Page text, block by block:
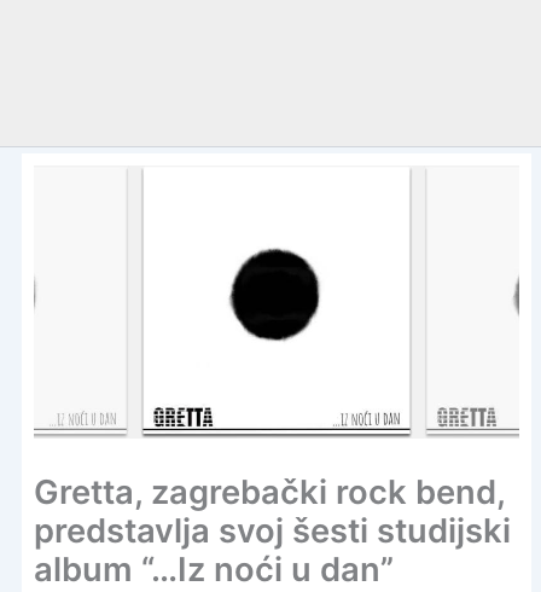
Gretta, zagrebački rock bend,
predstavlja svoj šesti studijski
album “…Iz noći u dan”